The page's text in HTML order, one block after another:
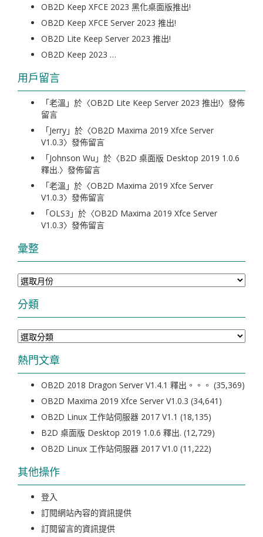
OB2D Keep XFCE 2023 黑化桌面版推出!
OB2D Keep XFCE Server 2023 推出!
OB2D Lite Keep Server 2023 推出!
OB2D Keep 2023 …
用戶留言
「老溫 」於〈OB2D Lite Keep Server 2023 推出!〉發佈
留言
「Jerry」於〈OB2D Maxima 2019 Xfce Server
V1.0.3〉發佈留言
「Johnson Wu 」於〈B2D 桌面版 Desktop 2019 1.0.6
釋出.〉發佈留言
「老溫 」於〈OB2D Maxima 2019 Xfce Server
V1.0.3〉發佈留言
「OLS3 」於〈OB2D Maxima 2019 Xfce Server
V1.0.3〉發佈留言
彙整
彙
整
分類
分
類
熱門文章
OB2D 2018 Dragon Server V1.4.1 釋出。。。 (35,369)
OB2D Maxima 2019 Xfce Server V1.0.3 (34,641)
OB2D Linux 工作站伺服器 2017 V1.1 (18,135)
B2D 桌面版 Desktop 2019 1.0.6 釋出. (12,729)
OB2D Linux 工作站伺服器 2017 V1.0 (11,222)
其他操作
登入
訂閱網站內容的資訊提供
訂閱留言的資訊提供